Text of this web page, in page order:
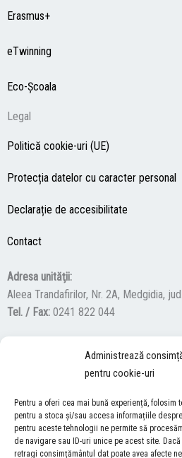
Administrează
pentru cookie-uri
Pentru a oferi cea mai bună experiență, folosim
pentru a stoca și/sau accesa informațiile
pentru aceste tehnologii ne permite să
de navigare sau ID-uri unice pe acest site.
retragi consimțământul dat poate avea afecte
Erasmus+
eTwinning
Eco-Şcoala
Legal
Politică cookie-uri (UE)
Protecția datelor cu caracter personal
Declarație de accesibilitate
Contact
Adresa unităţii:
Aleea Trandafirilor, Nr. 2A, Medgidia,
Tel. / Fax: 0241 822 044
F
a
c
e
b
o
Y
u
t
u
b
ACCES NEVĂZĂTORI
Descărcați programul NonVisual